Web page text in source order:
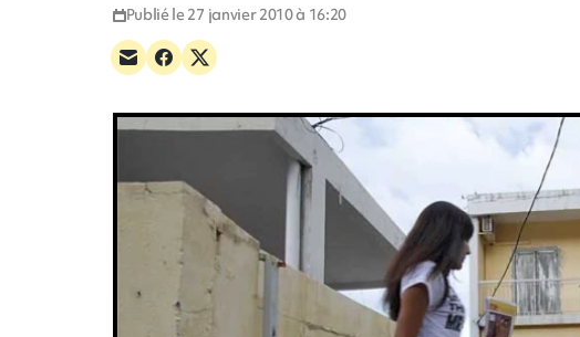
Publié le 27 janvier 2010 à 16:20